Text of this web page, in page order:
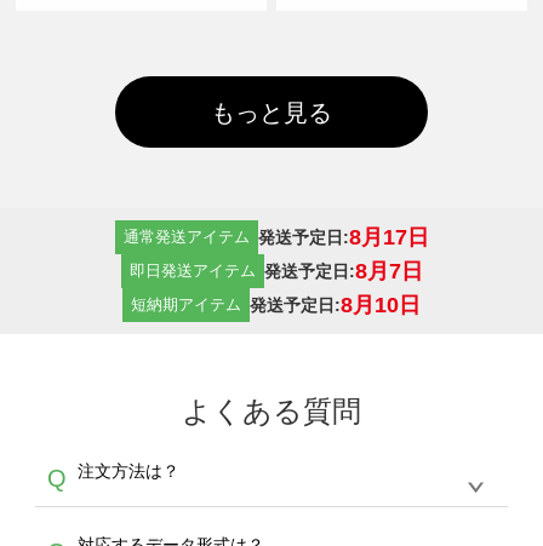
もっと見る
通常発送アイテム 発送予定日:8月17日
即日発送アイテム 発送予定日:8月7日
短納期アイテム 発送予定日:8月10日
よくある質問
Q 注文方法は？